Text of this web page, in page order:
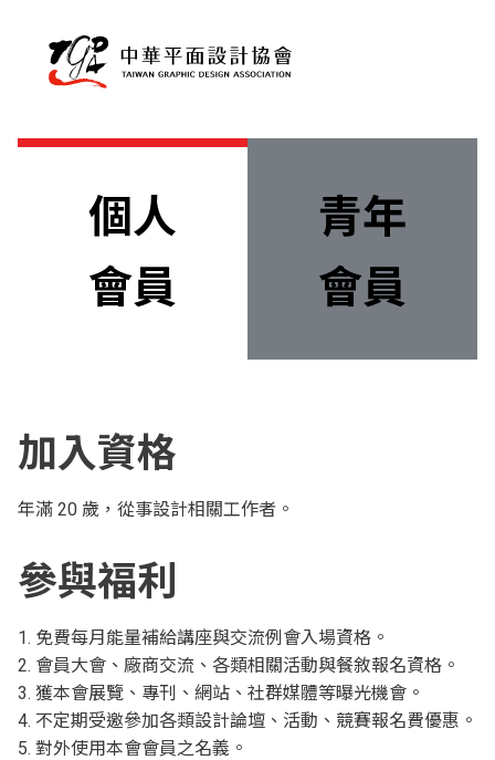
個人
會員
青年
會員
加入資格
年滿 20 歲，從事設計相關工作者。
參與福利
1. 免費每月能量補給講座與交流例會入場資格。
2. 會員大會、廠商交流、各類相關活動與餐敘報名資格。
3. 獲本會展覽、專刊、網站、社群媒體等曝光機會。
4. 不定期受邀參加各類設計論壇、活動、競賽報名費優惠。
5. 對外使用本會會員之名義。